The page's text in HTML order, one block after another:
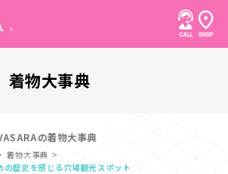
着物大事典
の着物大事典
着物大事典
の歴史を感じる穴場観光スポット